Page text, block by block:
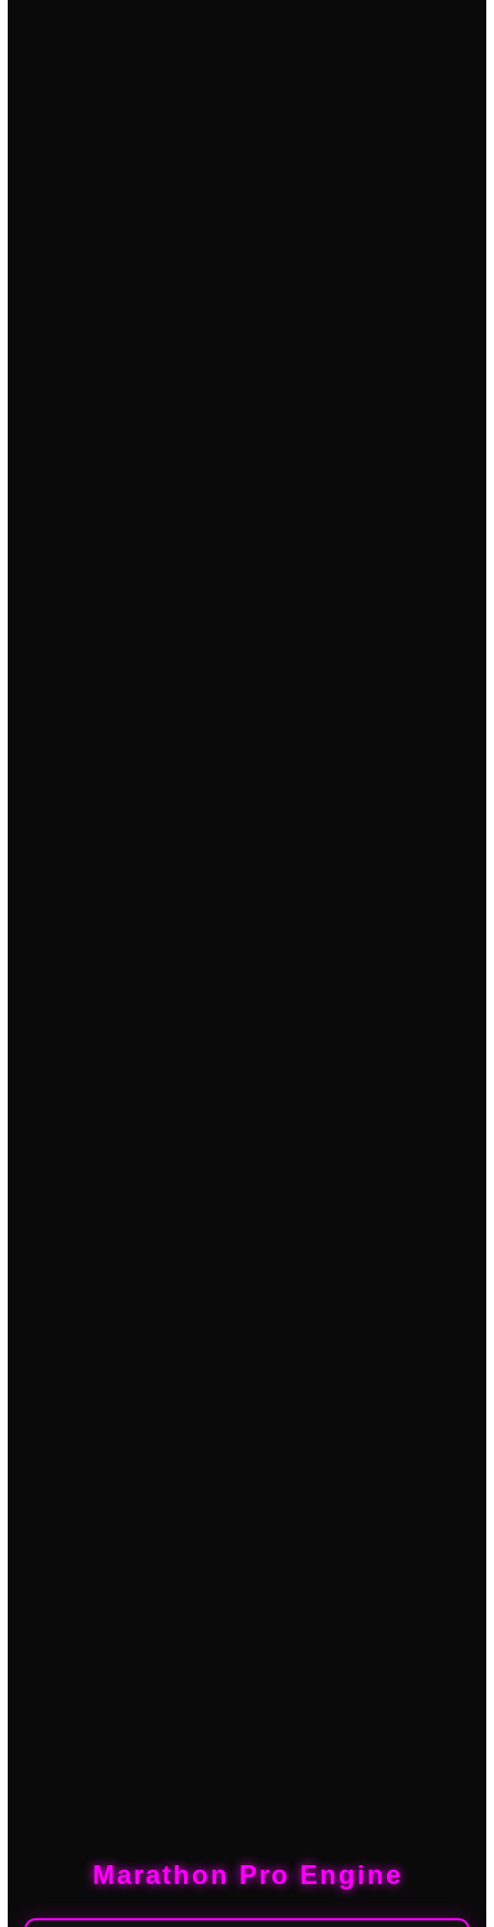
Marathon Pro Engine